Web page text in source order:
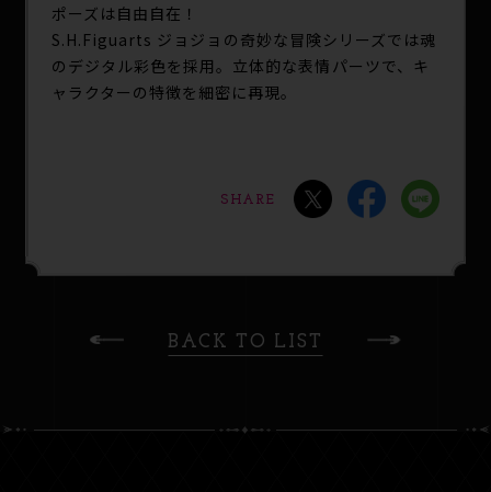
ポーズは自由自在！
S.H.Figuarts ジョジョの奇妙な冒険シリーズでは魂
のデジタル彩色を採用。立体的な表情パーツで、キ
ャラクターの特徴を細密に再現。
SHARE
BACK TO LIST